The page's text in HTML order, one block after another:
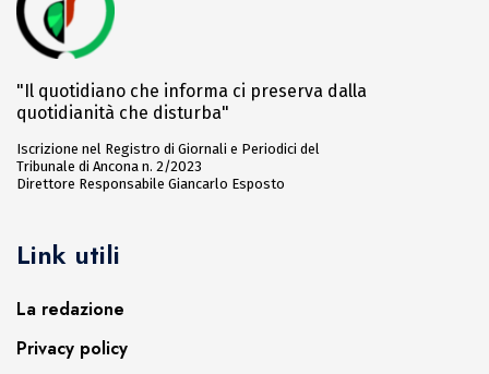
"Il quotidiano che informa ci preserva dalla
quotidianità che disturba"
Iscrizione nel Registro di Giornali e Periodici del
Tribunale di Ancona n. 2/2023
Direttore Responsabile Giancarlo Esposto
Link utili
La redazione
Privacy policy